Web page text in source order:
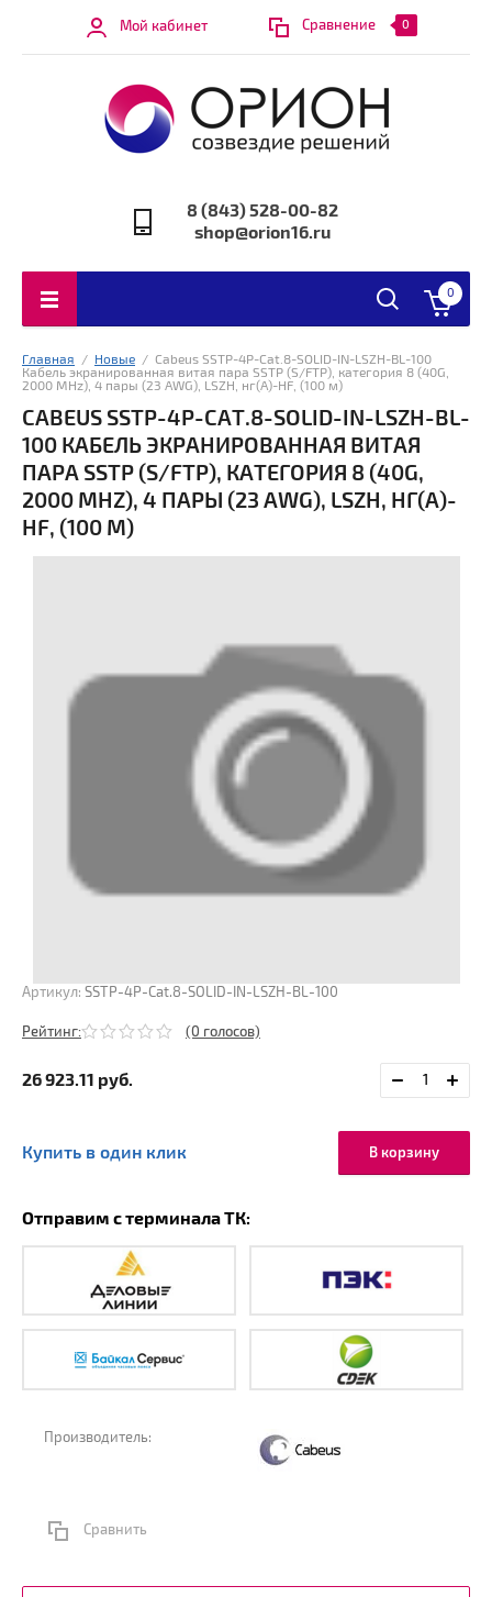
Мой кабинет Сравнение 0
8 (843) 528-00-82
shop@orion16.ru
0
Главная
  /
Новые
  /  Cabeus SSTP-4P-Cat.8-SOLID-IN-LSZH-BL-100
Кабель экранированная витая пара SSTP (S/FTP), категория 8 (40G,
2000 MHz), 4 пары (23 AWG), LSZH, нг(А)-HF, (100 м)
CABEUS SSTP-4P-CAT.8-SOLID-IN-LSZH-BL-
100 КАБЕЛЬ ЭКРАНИРОВАННАЯ ВИТАЯ
ПАРА SSTP (S/FTP), КАТЕГОРИЯ 8 (40G,
2000 MHZ), 4 ПАРЫ (23 AWG), LSZH, НГ(А)-
HF, (100 М)
Артикул: SSTP-4P-Cat.8-SOLID-IN-LSZH-BL-100
Рейтинг: (0 голосов)
26 923.11 руб.
Купить в один клик В корзину
Отправим с терминала ТК:
Производитель:
Сравнить